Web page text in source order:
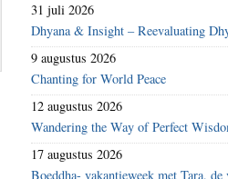
31 juli 2026
Dhyana & Insight – Reevaluating
9 augustus 2026
Chanting for World Peace
12 augustus 2026
Wandering the Way of Perfect
17 augustus 2026
Boeddha- vakantieweek met Tara,